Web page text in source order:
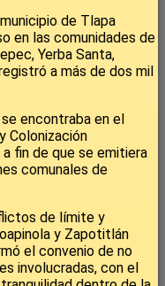
de Tlapa
en las comunidades de
Yerba Santa,
a más de dos mil
encontraba en el
Colonización
fin de que se emitiera
comunales de
de límite y
y Zapotitlán
el convenio de no
involucradas, con el